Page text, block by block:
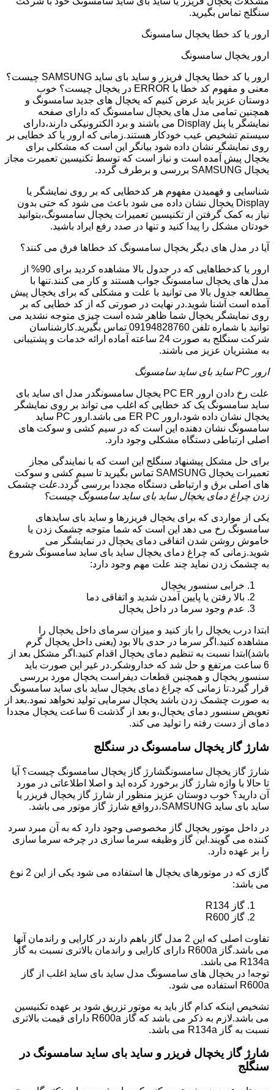
سنگلج تماس بگیرید.
ارور یا کد خطا یخچال سامسونگ
ارور یخچال سامسونگ
ارور یا کد خطا یخچال فریزر و ساید بای ساید SAMSUNG چیست؟
معنی و مفهوم کد خطا یا ERROR در یخچال چیست؟ خوب
دوستان عزیز باید عرض کنیم که یخچال های جدید سامسونگ و
همچنین تمامی مدل های یخچال سامسونگ که دارای صفحه
نمایشگر یا پنل Display می باشند و برد الکترونیکی دارند،دارای
سیستم تشخیص عیب خودکار هستند.زمانی که ارور یا کد خطایی بر
روی نمایشگر نشان داده شود بیانگر این است که مشکلی برای
یخچال پیش آمده است و نیاز است که توسط تکنیسین تعمیرت مجاز
یخچال SAMSUNG بررسی و برطرف گردد.
شناسایی و فهمیدن مفهوم هر کدخطایی که بر روی نمایشگر یا
Display یخچال نشان داده می شود باعث می شود که حتی بدون
نیاز به کمک گرفتن از تکنیسین تعمیرات یخچال سامسونگ،بتوانید
خودتان مشکل را پیدا کنید و تنها در صدد رفع ایراد باشید.
آیا در مدل های دیگر یخچال سامسونگ کد خطاها فرق می کنند؟
ارور یا کدخطاهایی که در جدول بالا مشاهده کردید برای 90% از
مدل های یخچال سامسونگ جواب هستند و کار می کنند.تنها با
مطالعه جدول بالا می توانید با علت و مشکلی که برای یخچال پیش
آمده است آشنا شوید.در نهایت در صورتی که از کد خطایی که بر
روی نمایشگر یخچال شما ظاهر شده است چیزی متوجه نشدید می
توانید با شماره تلفن 09194828760 تماس بگیرید.کارشناسان
شرکت سنگلج به صورت 24 ساعته آماده ارائه خدمات و پشتیبانی
به مشتریان عزیز می باشند.
ارور PC ساید بای ساید سامسونگ
علت رخ دادن ارور PC ER یخچال سامسونگدر مدل ای ساید بای
ساید سامسونگ یک کد خطایی که اغلب می تواند بر روی نمایشگر
یخچال نشان داده شود،ارور ER PC می باشد.ارور PC ساید
سامسونگ نشان دهنده این است که در سیم کشی و سوکت های
اصلی ارتباطی دستگاه مشکلی وجود دارد.
برای حل مشکل پیشنهاد سنگلج این است که با نمایندگی مجاز
تعمیرات یخچال SAMSUNG تماس بگیرید تا سیم کشی و سوکت
های اصلی برق و ارتباطی دستگاه مجددا بررسی گردد.علت چشمک
زدن چراغ دمای یخچال ساید بای ساید سامسونگ چیست؟
یکی از مواردی که برای یخچال فریزرها و ساید بای سایدهای
سامسونگ رخ می دهد این است که شما متوجه چشمک زدن یا
خاموش روشن شدن اتفاقی دمای یخچال در نمایشگر می
شوید.زمانی که چراغ دمای یخچال ساید بای ساید سامسونگ شروع
به چشمک زدن نماید چند علت مهم وجود دارد:
خرابی سنسور یخچال
بالا رفتن یا پایین آمدن شدید و اتفاقی دما
عدم وجود سرما در داخل یخچال
ابتدا درب یخچال را باز کنید و میزان سرمای داخل یخچال را
مشاهده کنید.اگر سرما در حدی بالا بود (یعنی داخل یخچال گرم
باشد)ابتدا نسبت به تنظیم دمای یخچال اقدام کنید.اگر مشکل بعد از
6 ساعت مرتفع و حل شد که خداروشکر.در غیر این صورت باید
سنسور یخچال و همچنین قطعات دیفراست یخچال مورد بررسی
قرار گیرد.تا زمانی که چراغ دمای یخچال ساید بای ساید سامسونگ
به صورت چشمک زدن باشد یخچال سرمایی تولید نخواهد نمود.بعد از
تعویض سنسور دمای یخچال،و بعد از گذشت 6 ساعت یخچال مجددا
دمای از دست رفته را تولید می کند.
شارژ گاز یخچال سامسونگ در سنگلج
شارژ گاز یخچال سامسونگشارژ گاز یخچال سامسونگ چیست؟ آیا
تا حالا با واژه شارژ گاز برخورد کرده اید و اصلا اطلاعاتی در مورد
آن دارید؟ خوب دوستان عزیز منظور از شارژ گاز یخچال فریزر یا
ساید بای ساید SAMSUNG،درواقع شارژ گاز موتور می باشد.
در داخل موتور یخچال گاز مخصوصی وجود دارد که به آن مبرد سرد
کننده می گویند.این گاز وظیفه سرما سازی در چرخه سرما سازی
را بر عهده دارد.
گازی که در موتورهای یخچال ها استفاده می شود یکی از این 2 نوع
می باشد:
گاز R134
گاز R600
تفاوت اصلی که این 2 مدل گاز باهم دارند در کارایی و راندمان آنها
می باشد.گاز R600a دارای کارایی و راندمان بالاتری نسبت به گاز
R134a می باشد.
توجه! در یخچال های سامسونگ مدل ساید بای ساید اغلب از گاز
R600a استفاده می شود.
تشخیص اینکه کدام گاز باید به موتور تزریق شود بر عهده تکنیسین
می باشد.لازم به ذکر می باشد که گاز R600a دارای قیمت بالاتری
نسبت به گاز R134a می باشد.
شارژ گاز یخچال فریزر و ساید بای ساید سامسونگ در
سنگلج